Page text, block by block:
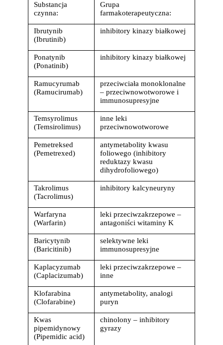
Substancja
czynna:
Grupa
farmakoterapeutyczna:
Ibrutynib
(Ibrutinib)
inhibitory kinazy białkowej
Ponatynib
(Ponatinib)
inhibitory kinazy białkowej
Ramucyrumab
(Ramucirumab)
przeciwciała monoklonalne
– przeciwnowotworowe i
immunosupresyjne
Temsyrolimus
(Temsirolimus)
inne leki
przeciwnowotworowe
Pemetreksed
(Pemetrexed)
antymetabolity kwasu
foliowego (inhibitory
reduktazy kwasu
dihydrofoliowego)
Takrolimus
(Tacrolimus)
inhibitory kalcyneuryny
Warfaryna
(Warfarin)
leki przeciwzakrzepowe –
antagoniści witaminy K
Baricytynib
(Baricitinib)
selektywne leki
immunosupresyjne
Kaplacyzumab
(Caplacizumab)
leki przeciwzakrzepowe –
inne
Klofarabina
(Clofarabine)
antymetabolity, analogi
puryn
Kwas
pipemidynowy
(Pipemidic acid)
chinolony – inhibitory
gyrazy